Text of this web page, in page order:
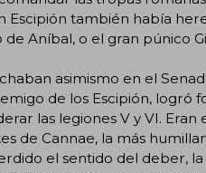
Escipión también había
Aníbal, o el gran púnico
asimismo en el
de los Escipión, logró
las legiones V y VI.
de Cannae, la más
el sentido del deber,